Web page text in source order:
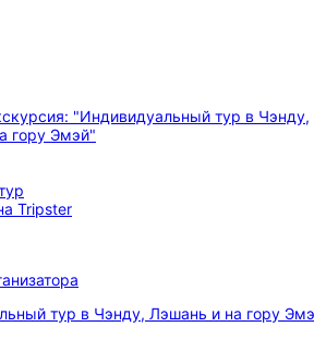
тур в Чэнду, Лэшань и на гору